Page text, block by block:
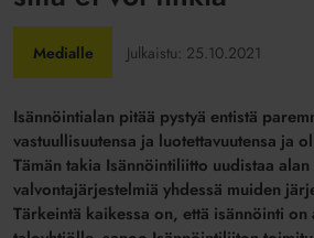
Medialle Julkaistu: 25.10.2021
Isännöintialan pitää pystyä entistä
vastuullisuutensa ja luotettavuutensa ja
Tämän takia Isännöintiliitto uudistaa
valvontajärjestelmiä yhdessä muiden
Tärkeintä kaikessa on, että isännöinti